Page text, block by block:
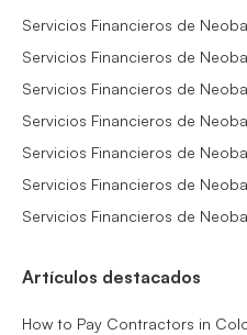
Servicios Financieros de
Servicios Financieros de
Servicios Financieros de
Servicios Financieros de
Servicios Financieros de
Servicios Financieros de
Servicios Financieros de
Artículos destacados
How to Pay Contractors in